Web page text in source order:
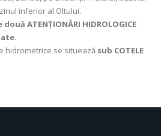
inferior al Oltului.
ATENȚIONĂRI HIDROLOGICE
hidrometrice se situează sub COTELE